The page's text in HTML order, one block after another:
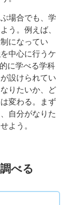
場合でも、学
う。例えば、
になってい
中心に行うケ
に学べる学科
設けられてい
りたいか、ど
変わる。まず
自分がなりた
よう。
べる